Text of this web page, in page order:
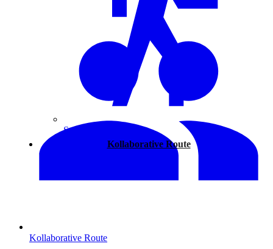
Spazieren
Kollaborative Route
Kollaborative Route